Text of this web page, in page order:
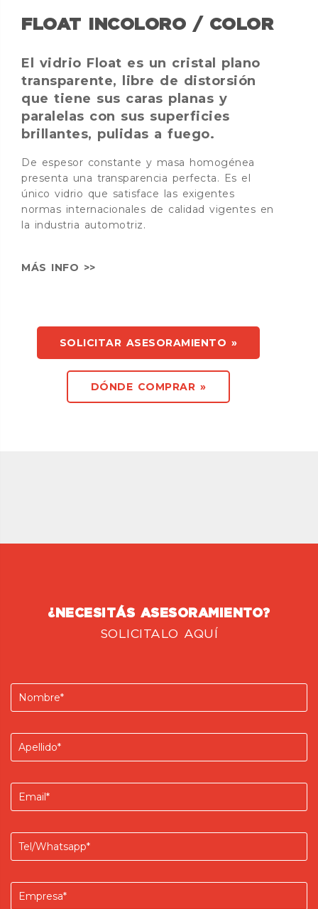
FLOAT INCOLORO / COLOR
El vidrio Float es un cristal plano
transparente, libre de distorsión
que tiene sus caras planas y
paralelas con sus superficies
brillantes, pulidas a fuego.
De espesor constante y masa homogénea
presenta una transparencia perfecta. Es el
único vidrio que satisface las exigentes
normas internacionales de calidad vigentes en
la industria automotriz.
MÁS INFO >>
SOLICITAR ASESORAMIENTO »
DÓNDE COMPRAR »
¿NECESITÁS ASESORAMIENTO?
SOLICITALO AQUÍ
Nombre
Apellido
Email
Teléfono/Whatsapp
Empresa